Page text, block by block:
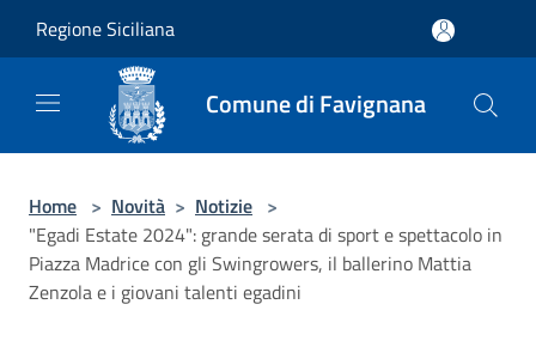
Regione Siciliana
Comune di Favignana
Home > Novità > Notizie >
"Egadi Estate 2024": grande serata di sport e spettacolo in
Piazza Madrice con gli Swingrowers, il ballerino Mattia
Zenzola e i giovani talenti egadini